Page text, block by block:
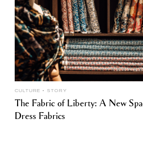
CULTURE STORY
The Fabric of Liberty: A New
Dress Fabrics